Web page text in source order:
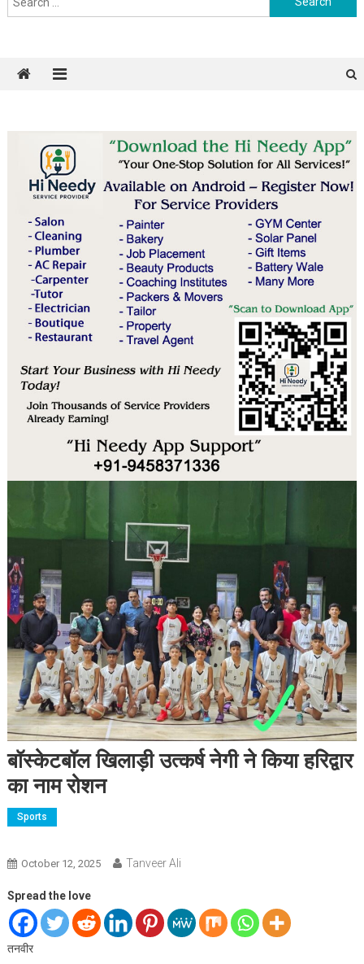
बॉस्केटबॉल खिलाड़ी उत्कर्ष नेगी ने किया हरिद्वार
का नाम रोशन
Sports
October 12, 2025 Tanveer Ali
Spread the love
तनवीर